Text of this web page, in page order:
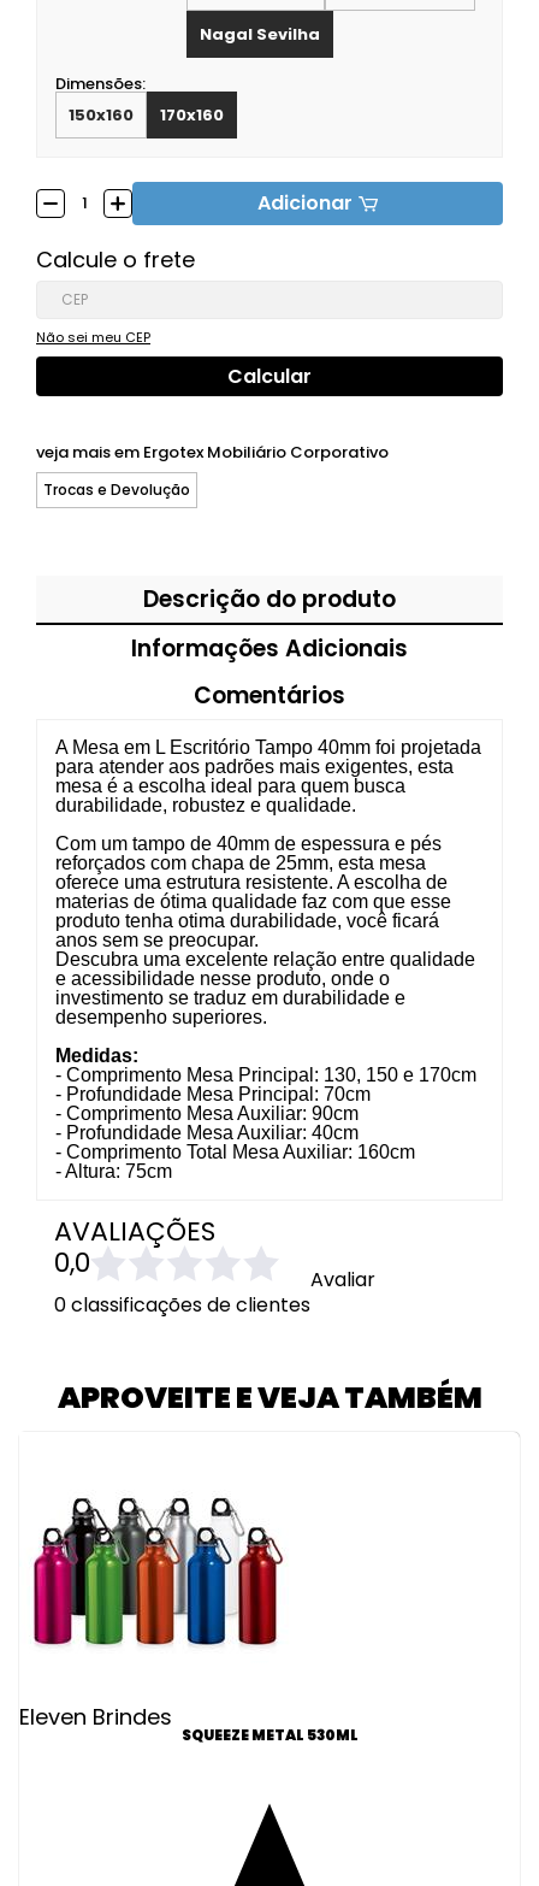
Nagal Sevilha
Dimensões:
150x160
170x160
Adicionar
Calcule o frete
Não sei meu CEP
veja mais em Ergotex Mobiliário Corporativo
Trocas e Devolução
Descrição do produto
Informações Adicionais
Comentários
A Mesa em L Escritório Tampo 40mm foi projetada
para atender aos padrões mais exigentes, esta
mesa é a escolha ideal para quem busca
durabilidade, robustez e qualidade.
Com um tampo de 40mm de espessura e pés
reforçados com chapa de 25mm, esta mesa
oferece uma estrutura resistente. A escolha de
materias de ótima qualidade faz com que esse
produto tenha otima durabilidade, você ficará
anos sem se preocupar.
Descubra uma excelente relação entre qualidade
e acessibilidade nesse produto, onde o
investimento se traduz em durabilidade e
desempenho superiores.
Medidas:
- Comprimento Mesa Principal: 130, 150 e 170cm
- Profundidade Mesa Principal: 70cm
- Comprimento Mesa Auxiliar: 90cm
- Profundidade Mesa Auxiliar: 40cm
- Comprimento Total Mesa Auxiliar: 160cm
- Altura: 75cm
AVALIAÇÕES
0,0
0 classificações de clientes
Avaliar
APROVEITE E VEJA TAMBÉM
Eleven Brindes
SQUEEZE METAL 530ML